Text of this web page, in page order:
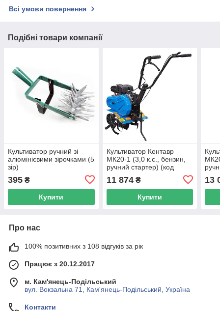
Всі умови повернення
Подібні товари компанії
Культиватор ручний зі
алюмінієвими зірочками (5
зір)
395 ₴
Купити
Культиватор Кентавр
МК20-1 (3,0 к.с., бензин,
ручний стартер) (код
11 874₴
Купити
13
Про нас
100% позитивних з 108 відгуків за рік
Працює з 20.12.2017
м. Кам'янець-Подільський
вул. Вокзальна 71, Кам'янець-Подільський, Україна
Контакти